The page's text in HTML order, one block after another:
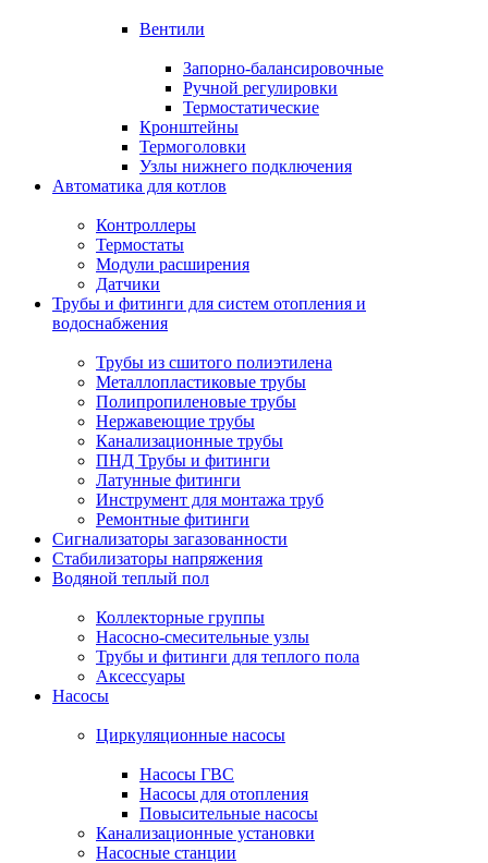
Вентили
Запорно-балансировочные
Ручной регулировки
Термостатические
Кронштейны
Термоголовки
Узлы нижнего подключения
Автоматика для котлов
Контроллеры
Термостаты
Модули расширения
Датчики
Трубы и фитинги для систем отопления и
водоснабжения
Трубы из сшитого полиэтилена
Металлопластиковые трубы
Полипропиленовые трубы
Нержавеющие трубы
Канализационные трубы
ПНД Трубы и фитинги
Латунные фитинги
Инструмент для монтажа труб
Ремонтные фитинги
Сигнализаторы загазованности
Стабилизаторы напряжения
Водяной теплый пол
Коллекторные группы
Насосно-смесительные узлы
Трубы и фитинги для теплого пола
Аксессуары
Насосы
Циркуляционные насосы
Насосы ГВС
Насосы для отопления
Повысительные насосы
Канализационные установки
Насосные станции